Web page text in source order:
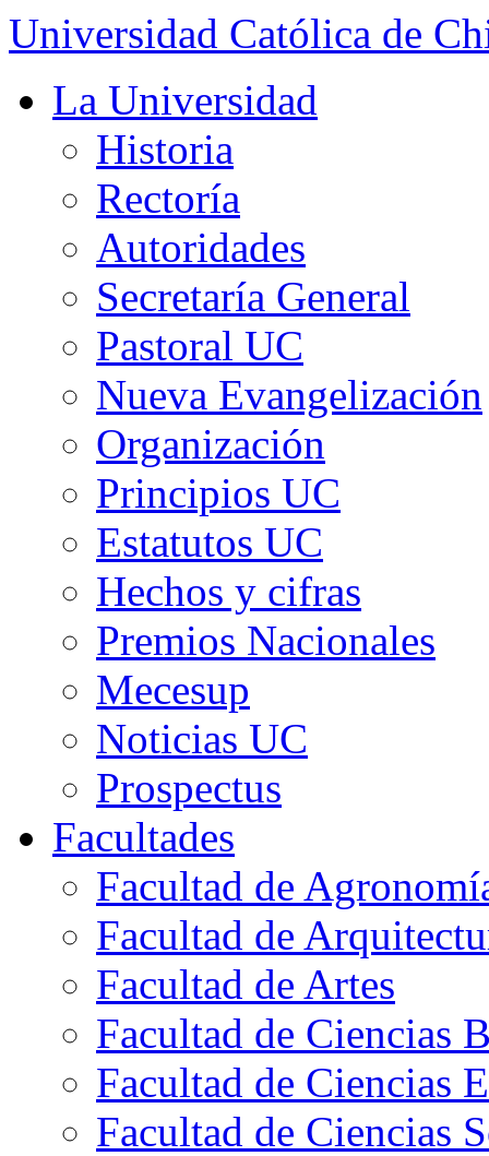
Universidad Católica de
La Universidad
Historia
Rectoría
Autoridades
Secretaría General
Pastoral UC
Nueva Evangelización
Organización
Principios UC
Estatutos UC
Hechos y cifras
Premios Nacionales
Mecesup
Noticias UC
Prospectus
Facultades
Facultad de
Facultad de
Facultad de Artes
Facultad de Ciencias
Facultad de Ciencias
Facultad de Ciencias